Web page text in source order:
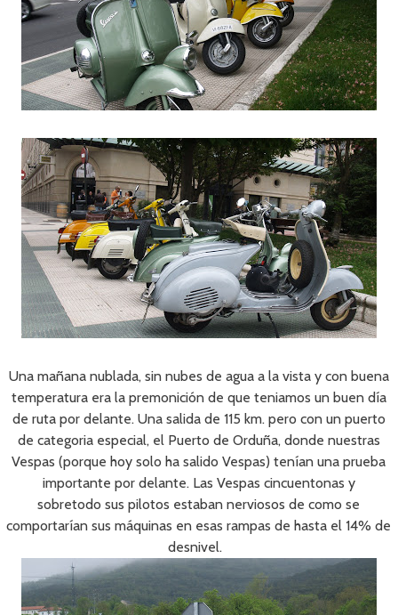
Una mañana nublada, sin nubes de agua a la vista y con buena
temperatura era la premonición de que teniamos un buen día
de ruta por delante. Una salida de 115 km. pero con un puerto
de categoria especial, el Puerto de Orduña, donde nuestras
Vespas (porque hoy solo ha salido Vespas) tenían una prueba
importante por delante. Las Vespas cincuentonas y
sobretodo sus pilotos estaban nerviosos de como se
comportarían sus máquinas en esas rampas de hasta el 14% de
desnivel.